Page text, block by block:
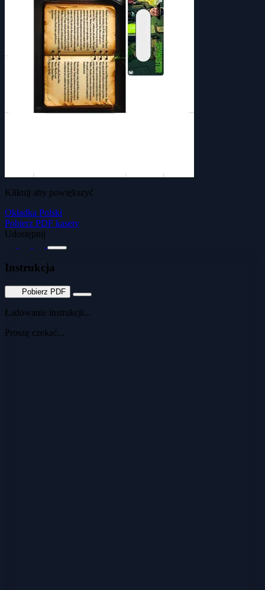
Kliknij aby powiększyć
Okładka Polski
Pobierz PDF kasety
Udostępnij
Instrukcja
Pobierz PDF
Ładowanie instrukcji...
Proszę czekać...